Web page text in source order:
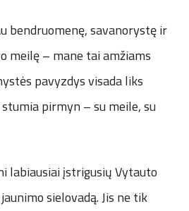
bendruomenę, savanorystę ir
meilę – mane tai amžiams
pavyzdys visada liks
pirmyn – su meile, su
labiausiai įstrigusių Vytauto
sielovadą. Jis ne tik